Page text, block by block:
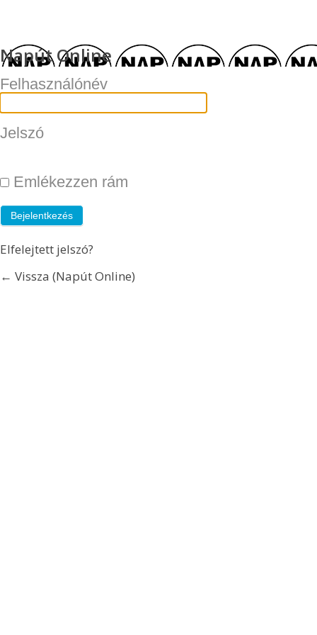
Napút Online
Felhasználónév
Jelszó
Emlékezzen rám
Elfelejtett jelszó?
← Vissza (Napút Online)